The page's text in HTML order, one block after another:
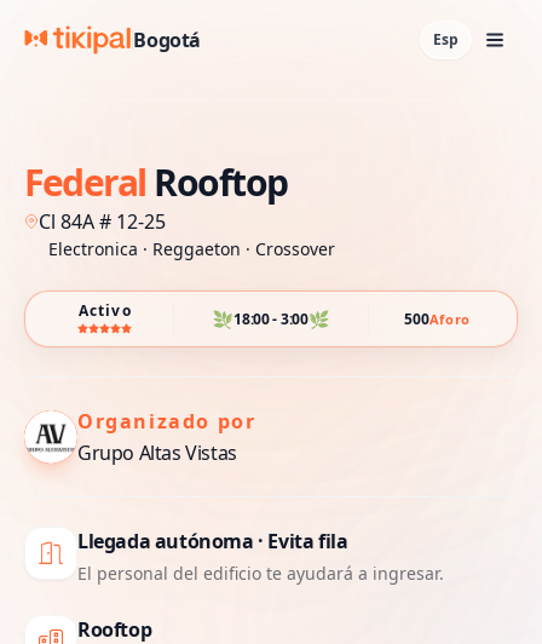
Bogotá Esp
Federal Rooftop
Cl 84A # 12-25
Electronica · Reggaeton · Crossover
Activo 🌿18:00 - 3:00🌿 500Aforo
Organizado por
Grupo Altas Vistas
Llegada autónoma · Evita fila
El personal del edificio te ayudará a ingresar.
Rooftop